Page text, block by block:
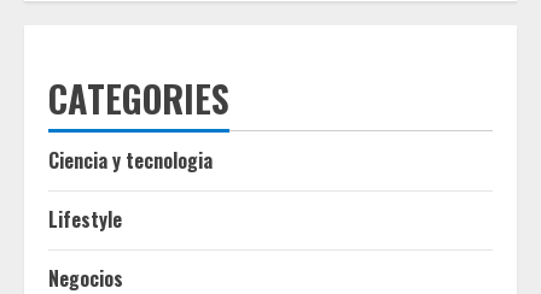
CATEGORIES
Ciencia y tecnologia
Lifestyle
Negocios